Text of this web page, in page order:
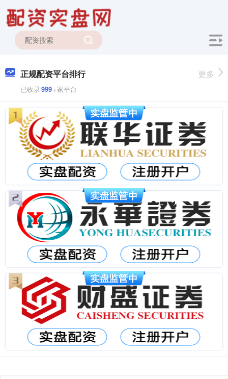
正规配资平台排行
已收录999+家平台
更多